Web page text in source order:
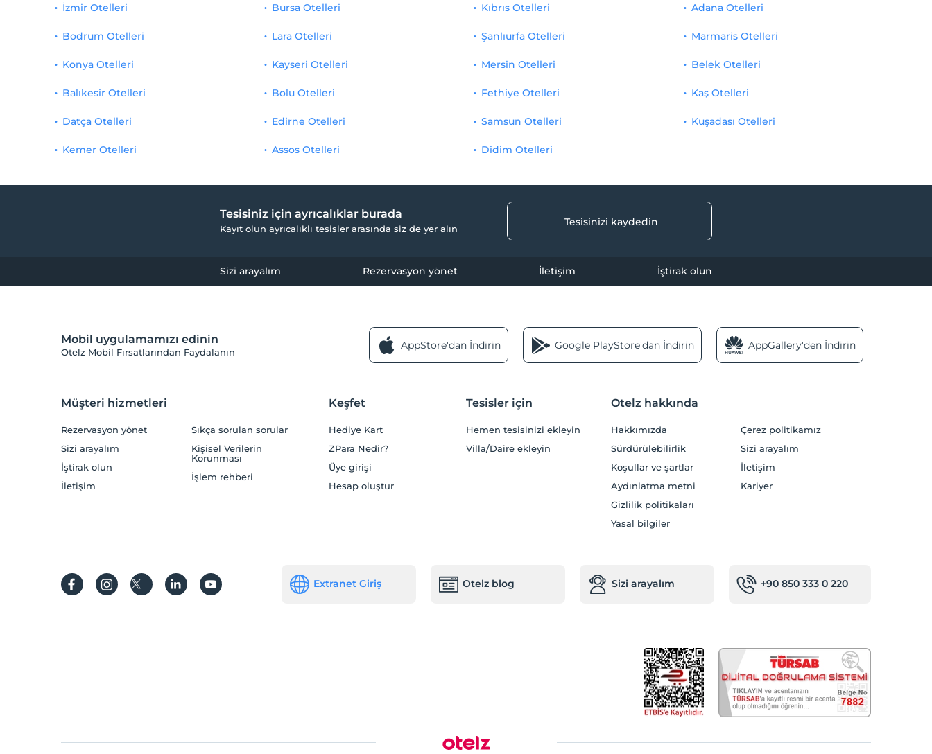
İzmir Otelleri Bursa Otelleri Kıbrıs Otelleri Adana Otelleri
Bodrum Otelleri
Konya Otelleri
Balıkesir Otelleri
Datça Otelleri
Kemer Otelleri
Lara Otelleri
Kayseri Otelleri
Bolu Otelleri
Edirne Otelleri
Assos Otelleri
Şanlıurfa Otelleri
Mersin Otelleri
Fethiye Otelleri
Samsun Otelleri
Didim Otelleri
Marmaris Otelleri
Belek Otelleri
Kaş Otelleri
Kuşadası Otelleri
Tesisiniz için ayrıcalıklar burada
Kayıt olun ayrıcalıklı tesisler arasında siz de yer alın
Tesisinizi kaydedin
Sizi arayalım Rezervasyon yönet İletişim İştirak olun
Mobil uygulamamızı edinin
Otelz Mobil Fırsatlarından Faydalanın
AppStore'dan İndirin Google PlayStore'dan İndirin AppGallery'den İndirin
Müşteri hizmetleri
Rezervasyon yönet
Sizi arayalım
İştirak olun
İletişim
Sıkça sorulan sorular
Kişisel Verilerin
Korunması
İşlem rehberi
Keşfet
Hediye Kart
ZPara Nedir?
Üye girişi
Hesap oluştur
Tesisler için
Hemen tesisinizi ekleyin
Villa/Daire ekleyin
Otelz hakkında
Hakkımızda
Sürdürülebilirlik
Koşullar ve şartlar
Aydınlatma metni
Gizlilik politikaları
Yasal bilgiler
Çerez politikamız
Sizi arayalım
İletişim
Kariyer
Extranet Giriş Otelz blog Sizi arayalım +90 850 333 0 220